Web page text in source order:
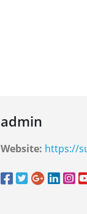
admin
Website: https://